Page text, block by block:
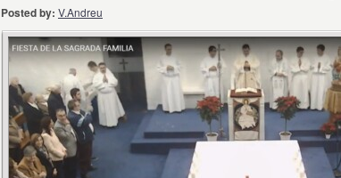
Posted by: V.Andreu